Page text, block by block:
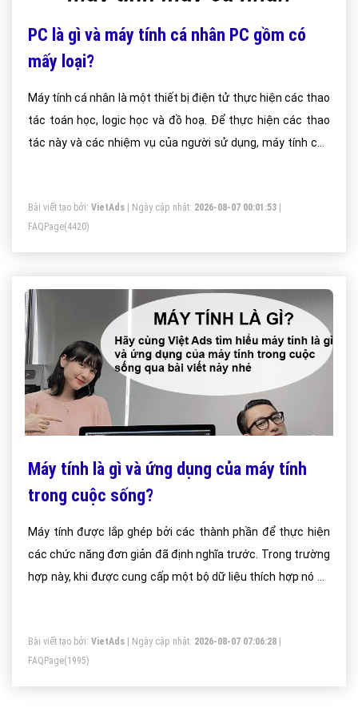
PC là gì và máy tính cá nhân PC gồm có
mấy loại?
Máy tính cá nhân là một thiết bị điện tử thực hiện các thao
tác toán học, logic học và đồ hoạ. Để thực hiện các thao
tác này và các nhiệm vụ của người sử dụng, máy tính cần
người, phát mình này mở ra một kỉ nguyên công nghệ mới
với nhiều ứng dụng đem lại tiện ích trong cuộc sống của
con người.
Bài viết tạo bởi: VietAds | Ngày cập nhật: 2026-08-07 00:01:53
FAQPage(4420)
Máy tính là gì và ứng dụng của máy tính
trong cuộc sống?
Máy tính được lắp ghép bởi các thành phần để thực hiện
các chức năng đơn giản đã định nghĩa trước. Trong trường
hợp này, khi được cung cấp một bộ dữ liệu thích hợp nó có
Bài viết tạo bởi: VietAds | Ngày cập nhật: 2026-08-07 07:06:28
FAQPage(1995)